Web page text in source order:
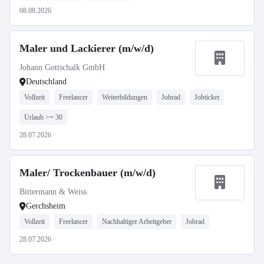
08.08.2026
Maler und Lackierer (m/w/d)
Johann Gottschalk GmbH
Deutschland
Vollzeit Freelancer Weiterbildungen Jobrad Jobticket
Urlaub >= 30
28.07.2026
Maler/ Trockenbauer (m/w/d)
Bittermann & Weiss
Gerchsheim
Vollzeit Freelancer Nachhaltiger Arbeitgeber Jobrad
28.07.2026